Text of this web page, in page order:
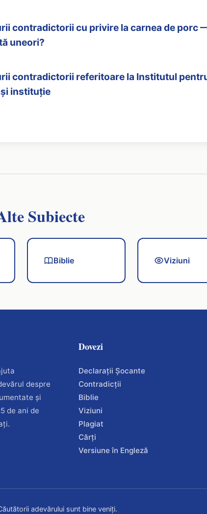
contradictorii cu privire la carnea de porc
uneori?
contradictorii referitoare la Institutul
instituție
Subiecte
Biblie Viziuni
despre
și
de ani de
Dovezi
Declarații Șocante
Contradicții
Biblie
Viziuni
Plagiat
Cărți
Versiune în Engleză
adevărului sunt bine veniți.